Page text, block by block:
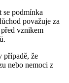
se podmínka
považuje za
vznikem
případě, že
nebo nemoci z